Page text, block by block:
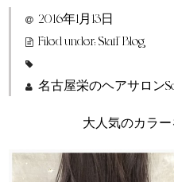
特定商取引法に基づく表示
2016年1月13日
Filed under:Staff Blog
名古屋栄のヘアサロン
大人気のカラー